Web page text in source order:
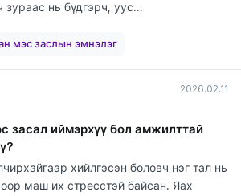
зураас нь бүдгэрч, уус...
мэс заслын эмнэлэг
2026.02.11
засал иймэрхүү бол амжилттай
хийлгэсэн боловч нэг тал нь
маш их стресстэй байсан. Яах